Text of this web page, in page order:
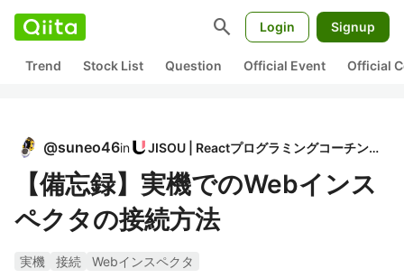
search Login Signup
Trend Stock List Question Official Event Official
@suneo46in JISOU | Reactプログラミングコーチング
【備忘録】実機でのWebインス
ペクタの接続方法
実機 接続
Webインスペクタ